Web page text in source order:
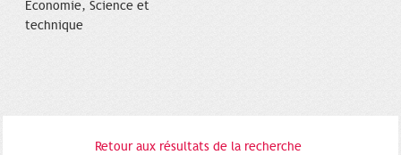
Economie, Science et
technique
Retour aux résultats de la recherche